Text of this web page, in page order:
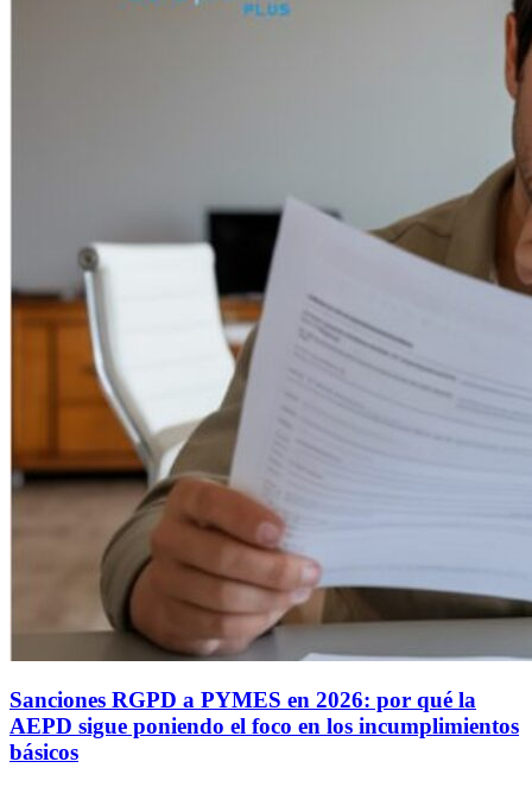
Sanciones RGPD a PYMES en 2026: por qué la
AEPD sigue poniendo el foco en los incumplimientos
básicos